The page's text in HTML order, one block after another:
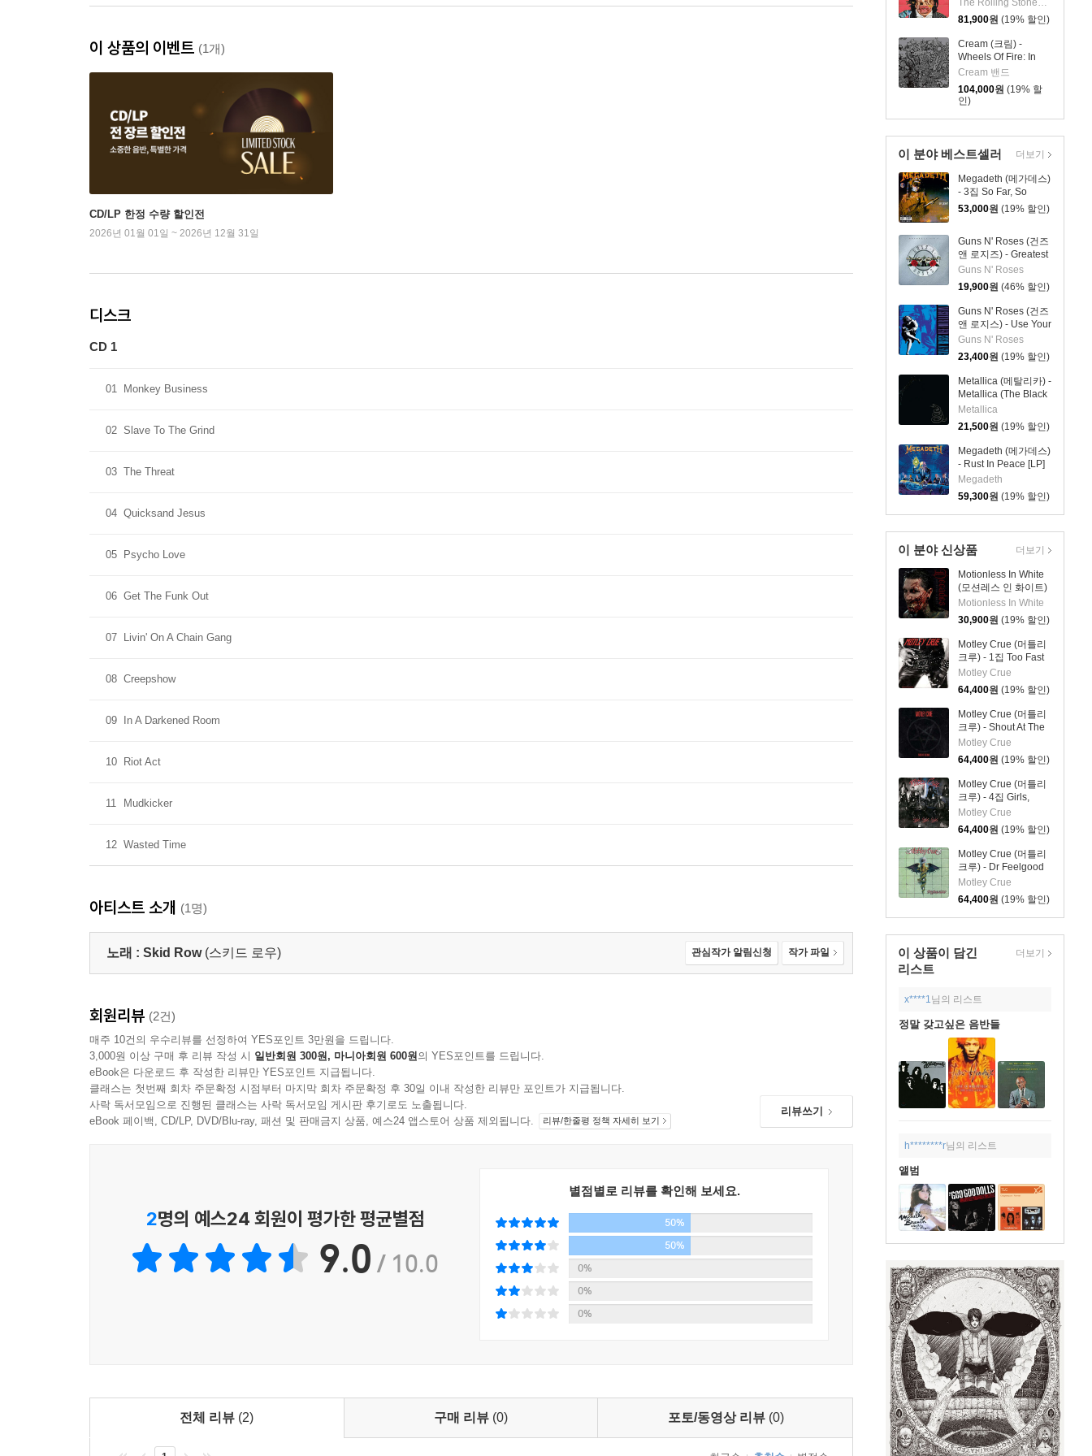
[2LP]
The Rolling Stones 밴드
81,900원 (19% 할인)
Cream (크림) -
Wheels Of Fire: In
The Studio [3LP]
Cream 밴드
104,000원 (19% 할
인)
이 분야 베스트셀러
Megadeth (메가데스)
- 3집 So Far, So
Good, So What [LP]
53,000원 (19% 할인)
Guns N' Roses (건즈
앤 로지즈) - Greatest
Hits: Their Biggest
Hits From 1987-1994
Guns N' Roses
19,900원 (46% 할인)
Guns N' Roses (건즈
앤 로지스) - Use Your
Illusion II
Guns N' Roses
23,400원 (19% 할인)
Metallica (메탈리카) -
Metallica (The Black
Album)
Metallica
21,500원 (19% 할인)
Megadeth (메가데스)
- Rust In Peace [LP]
Megadeth
59,300원 (19% 할인)
더보기
이 분야 신상품
Motionless In White
(모션레스 인 화이트)
- Decades
Motionless In White
30,900원 (19% 할인)
Motley Crue (머틀리
크루) - 1집 Too Fast
For Love [LP]
Motley Crue
64,400원 (19% 할인)
Motley Crue (머틀리
크루) - Shout At The
Devil [LP]
Motley Crue
64,400원 (19% 할인)
Motley Crue (머틀리
크루) - 4집 Girls,
Girls, Girls [LP]
Motley Crue
64,400원 (19% 할인)
Motley Crue (머틀리
크루) - Dr Feelgood
[LP]
Motley Crue
64,400원 (19% 할인)
더보기
이 상품이 담긴
리스트
더보기
x****1님의 리스트
정말 갖고싶은 음반들
h********r님의 리스트
앨범
이 상품의 이벤트 (1개)
CD/LP 한정 수량 할인전
2026년 01월 01일 ~ 2026년 12월 31일
디스크
CD 1
01 Monkey Business
02 Slave To The Grind
03 The Threat
04 Quicksand Jesus
05 Psycho Love
06 Get The Funk Out
07 Livin' On A Chain Gang
08 Creepshow
09 In A Darkened Room
10 Riot Act
11 Mudkicker
12 Wasted Time
아티스트 소개 (1명)
노래 : Skid Row (스키드 로우) 관심작가 알림신청 작가 파일
회원리뷰 (2건)
매주 10건의 우수리뷰를 선정하여 YES포인트 3만원을 드립니다.
3,000원 이상 구매 후 리뷰 작성 시 일반회원 300원, 마니아회원 600원의 YES포인트를 드립니다.
eBook은 다운로드 후 작성한 리뷰만 YES포인트 지급됩니다.
클래스는 첫번째 회차 주문확정 시점부터 마지막 회차 주문확정 후 30일 이내 작성한 리뷰만 포인트가 지급됩니다.
사락 독서모임으로 진행된 클래스는 사락 독서모임 게시판 후기로도 노출됩니다.
eBook 페이백, CD/LP, DVD/Blu-ray, 패션 및 판매금지 상품, 예스24 앱스토어 상품 제외됩니다.
리뷰/한줄평 정책 자세히 보기
리뷰쓰기
2명의 예스24 회원이 평가한 평균별점
9.0 / 10.0
별점별로 리뷰를 확인해 보세요.
50%
50%
0%
0%
0%
전체 리뷰 (2) 구매 리뷰 (0) 포토/동영상 리뷰 (0)